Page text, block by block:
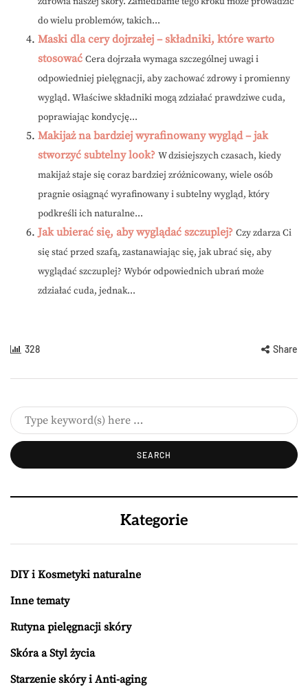
do wielu problemów, takich...
Maski dla cery dojrzałej – składniki, które warto
stosować Cera dojrzała wymaga szczególnej uwagi i
odpowiedniej pielęgnacji, aby zachować zdrowy i promienny
wygląd. Właściwe składniki mogą zdziałać prawdziwe cuda,
poprawiając kondycję...
Makijaż na bardziej wyrafinowany wygląd – jak
stworzyć subtelny look? W dzisiejszych czasach, kiedy
makijaż staje się coraz bardziej zróżnicowany, wiele osób
pragnie osiągnąć wyrafinowany i subtelny wygląd, który
podkreśli ich naturalne...
Jak ubierać się, aby wyglądać szczuplej? Czy zdarza Ci
się stać przed szafą, zastanawiając się, jak ubrać się, aby
wyglądać szczuplej? Wybór odpowiednich ubrań może
zdziałać cuda, jednak...
328 Share
Kategorie
DIY i Kosmetyki naturalne
Inne tematy
Rutyna pielęgnacji skóry
Skóra a Styl życia
Starzenie skóry i Anti-aging